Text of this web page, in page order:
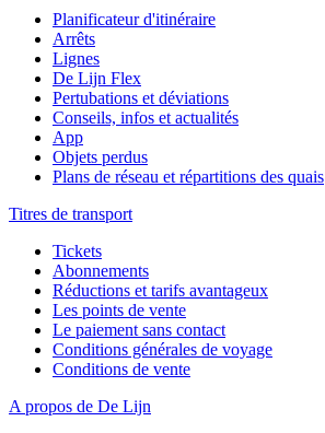
Planificateur d'itinéraire
Arrêts
Lignes
De Lijn Flex
Pertubations et déviations
Conseils, infos et actualités
App
Objets perdus
Plans de réseau et répartitions des quais
Titres de transport
Tickets
Abonnements
Réductions et tarifs avantageux
Les points de vente
Le paiement sans contact
Conditions générales de voyage
Conditions de vente
A propos de De Lijn